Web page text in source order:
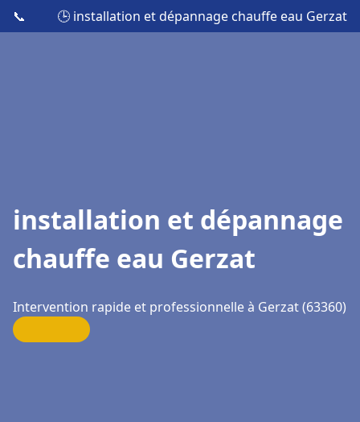
📞 🕒 installation et dépannage chauffe eau Gerzat
installation et dépannage
chauffe eau Gerzat
Intervention rapide et professionnelle à Gerzat (63360)